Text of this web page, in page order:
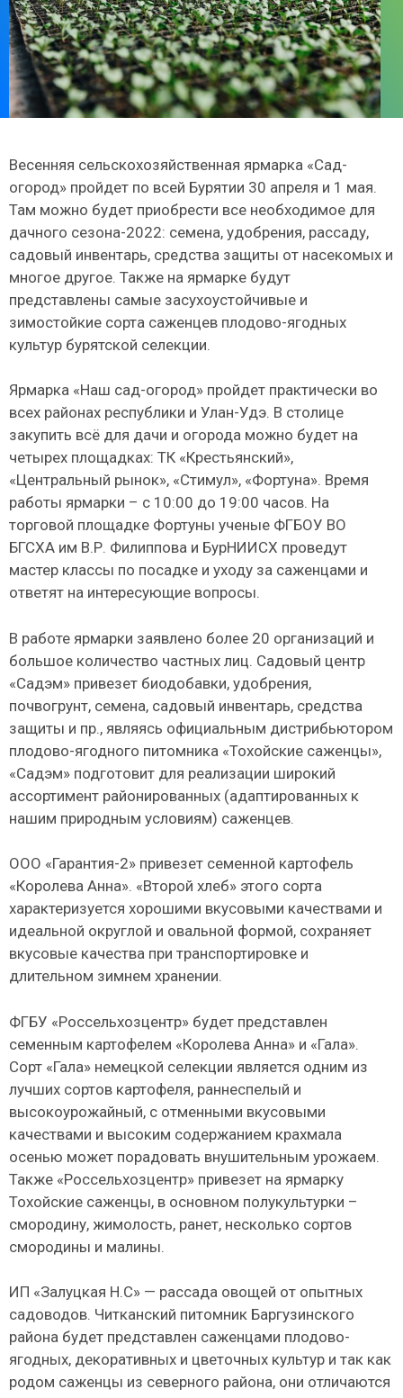
Весенняя сельскохозяйственная ярмарка «Сад-
огород» пройдет по всей Бурятии 30 апреля и 1 мая.
Там можно будет приобрести все необходимое для
дачного сезона-2022: семена, удобрения, рассаду,
садовый инвентарь, средства защиты от насекомых и
многое другое. Также на ярмарке будут
представлены самые засухоустойчивые и
зимостойкие сорта саженцев плодово-ягодных
культур бурятской селекции.
Ярмарка «Наш сад-огород» пройдет практически во
всех районах республики и Улан-Удэ. В столице
закупить всё для дачи и огорода можно будет на
четырех площадках: ТК «Крестьянский»,
«Центральный рынок», «Стимул», «Фортуна». Время
работы ярмарки – с 10:00 до 19:00 часов. На
торговой площадке Фортуны ученые ФГБОУ ВО
БГСХА им В.Р. Филиппова и БурНИИСХ проведут
мастер классы по посадке и уходу за саженцами и
ответят на интересующие вопросы.
В работе ярмарки заявлено более 20 организаций и
большое количество частных лиц. Садовый центр
«Садэм» привезет биодобавки, удобрения,
почвогрунт, семена, садовый инвентарь, средства
защиты и пр., являясь официальным дистрибьютором
плодово-ягодного питомника «Тохойские саженцы»,
«Садэм» подготовит для реализации широкий
ассортимент районированных (адаптированных к
нашим природным условиям) саженцев.
ООО «Гарантия-2» привезет семенной картофель
«Королева Анна». «Второй хлеб» этого сорта
характеризуется хорошими вкусовыми качествами и
идеальной округлой и овальной формой, сохраняет
вкусовые качества при транспортировке и
длительном зимнем хранении.
ФГБУ «Россельхозцентр» будет представлен
семенным картофелем «Королева Анна» и «Гала».
Сорт «Гала» немецкой селекции является одним из
лучших сортов картофеля, раннеспелый и
высокоурожайный, с отменными вкусовыми
качествами и высоким содержанием крахмала
осенью может порадовать внушительным урожаем.
Также «Россельхозцентр» привезет на ярмарку
Тохойские саженцы, в основном полукультурки –
смородину, жимолость, ранет, несколько сортов
смородины и малины.
ИП «Залуцкая Н.С» — рассада овощей от опытных
садоводов. Читканский питомник Баргузинского
района будет представлен саженцами плодово-
ягодных, декоративных и цветочных культур и так как
родом саженцы из северного района, они отличаются